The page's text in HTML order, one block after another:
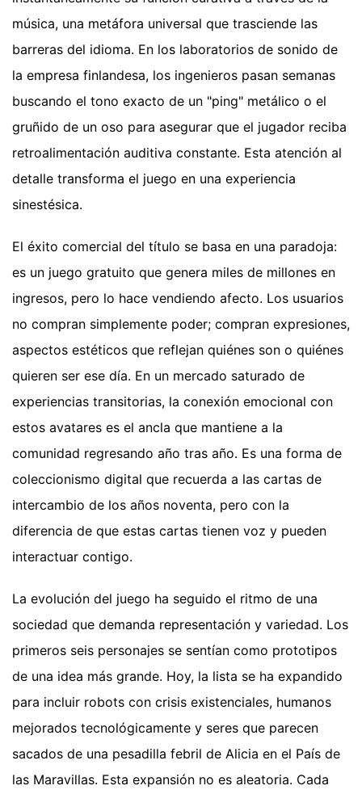
música, una metáfora universal que trasciende las
barreras del idioma. En los laboratorios de sonido de
la empresa finlandesa, los ingenieros pasan semanas
buscando el tono exacto de un "ping" metálico o el
gruñido de un oso para asegurar que el jugador reciba
retroalimentación auditiva constante. Esta atención al
detalle transforma el juego en una experiencia
sinestésica.
El éxito comercial del título se basa en una paradoja:
es un juego gratuito que genera miles de millones en
ingresos, pero lo hace vendiendo afecto. Los usuarios
no compran simplemente poder; compran expresiones,
aspectos estéticos que reflejan quiénes son o quiénes
quieren ser ese día. En un mercado saturado de
experiencias transitorias, la conexión emocional con
estos avatares es el ancla que mantiene a la
comunidad regresando año tras año. Es una forma de
coleccionismo digital que recuerda a las cartas de
intercambio de los años noventa, pero con la
diferencia de que estas cartas tienen voz y pueden
interactuar contigo.
La evolución del juego ha seguido el ritmo de una
sociedad que demanda representación y variedad. Los
primeros seis personajes se sentían como prototipos
de una idea más grande. Hoy, la lista se ha expandido
para incluir robots con crisis existenciales, humanos
mejorados tecnológicamente y seres que parecen
sacados de una pesadilla febril de Alicia en el País de
las Maravillas. Esta expansión no es aleatoria. Cada